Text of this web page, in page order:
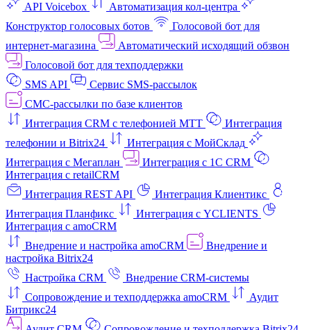
API Voicebox
Автоматизация кол‑центра
Конструктор голосовых ботов
Голосовой бот для
интернет‑магазина
Автоматический исходящий обзвон
Голосовой бот для техподдержки
SMS API
Сервис SMS-рассылок
СМС-рассылки по базе клиентов
Интеграция CRM с телефонией МТТ
Интеграция
телефонии и Bitrix24
Интеграция с МойСклад
Интеграция с Мегаплан
Интеграция с 1C CRM
Интеграция с retailCRM
Интеграция REST API
Интеграция Клиентикс
Интеграция Планфикс
Интеграция с YCLIENTS
Интеграция с amoCRM
Внедрение и настройка amoCRM
Внедрение и
настройка Bitrix24
Настройка CRM
Внедрение CRM-системы
Сопровождение и техподдержка amoCRM
Аудит
Битрикс24